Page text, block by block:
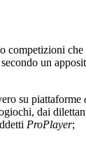
che
un
su piattaforme
dai
ProPlayer;